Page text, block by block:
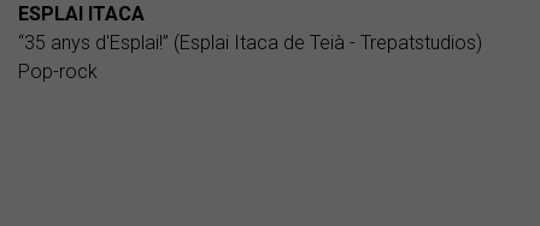
ESPLAI ITACA
“35 anys d'Esplai!” (Esplai Itaca de Teià - Trepatstudios)
Pop-rock